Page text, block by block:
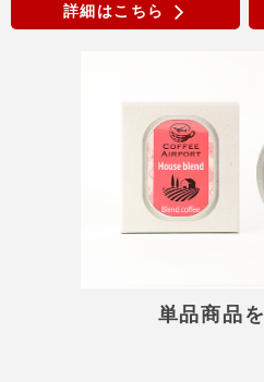
詳細はこちら
単品商品